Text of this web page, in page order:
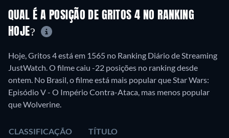
QUAL É A POSIÇÃO DE GRITOS 4 NO RANKING
HOJE?
Hoje, Gritos 4 está em 1565 no Ranking Diário de Streaming
JustWatch. O filme caiu -22 posições no ranking desde
ontem. No Brasil, o filme está mais popular que Star Wars:
Episódio V - O Império Contra-Ataca, mas menos popular
que Wolverine.
CLASSIFICAÇÃO TÍTULO